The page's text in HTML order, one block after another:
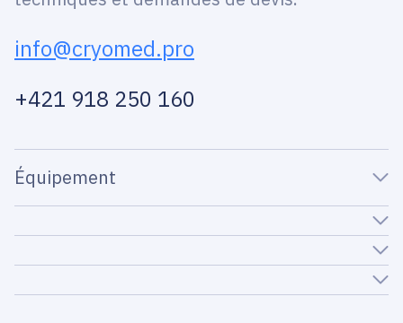
info@cryomed.pro
+421 918 250 160
Équipement